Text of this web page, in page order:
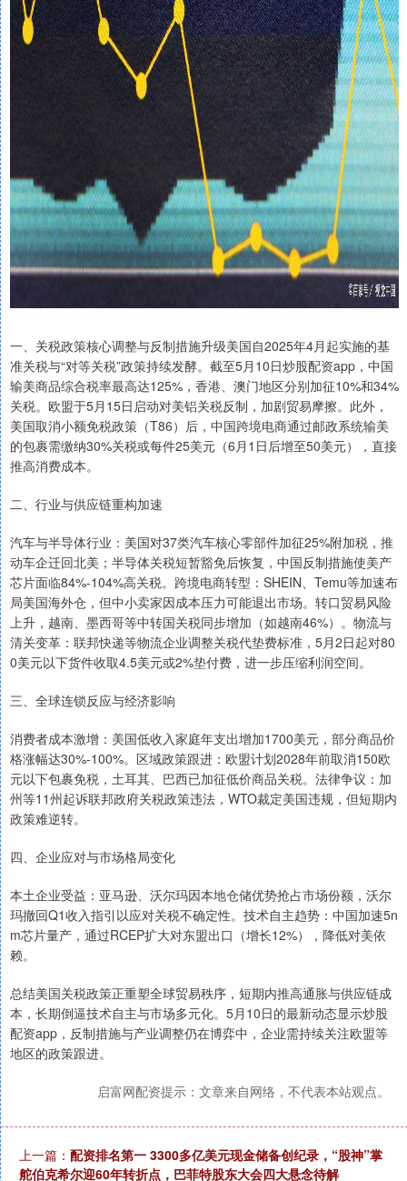
一、关税政策核心调整与反制措施升级美国自2025年4月起实施的基
准关税与“对等关税”政策持续发酵。截至5月10日炒股配资app，中国
输美商品综合税率最高达125%，香港、澳门地区分别加征10%和34%
关税。欧盟于5月15日启动对美铝关税反制，加剧贸易摩擦。此外，
美国取消小额免税政策（T86）后，中国跨境电商通过邮政系统输美
的包裹需缴纳30%关税或每件25美元（6月1日后增至50美元），直接
推高消费成本。
二、行业与供应链重构加速
汽车与半导体行业：美国对37类汽车核心零部件加征25%附加税，推
动车企迁回北美；半导体关税短暂豁免后恢复，中国反制措施使美产
芯片面临84%-104%高关税。跨境电商转型：SHEIN、Temu等加速布
局美国海外仓，但中小卖家因成本压力可能退出市场。转口贸易风险
上升，越南、墨西哥等中转国关税同步增加（如越南46%）。物流与
清关变革：联邦快递等物流企业调整关税代垫费标准，5月2日起对80
0美元以下货件收取4.5美元或2%垫付费，进一步压缩利润空间。
三、全球连锁反应与经济影响
消费者成本激增：美国低收入家庭年支出增加1700美元，部分商品价
格涨幅达30%-100%。区域政策跟进：欧盟计划2028年前取消150欧
元以下包裹免税，土耳其、巴西已加征低价商品关税。法律争议：加
州等11州起诉联邦政府关税政策违法，WTO裁定美国违规，但短期内
政策难逆转。
四、企业应对与市场格局变化
本土企业受益：亚马逊、沃尔玛因本地仓储优势抢占市场份额，沃尔
玛撤回Q1收入指引以应对关税不确定性。技术自主趋势：中国加速5n
m芯片量产，通过RCEP扩大对东盟出口（增长12%），降低对美依
赖。
总结美国关税政策正重塑全球贸易秩序，短期内推高通胀与供应链成
本，长期倒逼技术自主与市场多元化。5月10日的最新动态显示炒股
配资app，反制措施与产业调整仍在博弈中，企业需持续关注欧盟等
地区的政策跟进。
启富网配资提示：文章来自网络，不代表本站观点。
上一篇： 配资排名第一 3300多亿美元现金储备创纪录，“股神”掌
舵伯克希尔迎60年转折点，巴菲特股东大会四大悬念待解